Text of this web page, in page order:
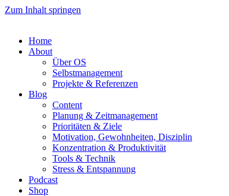
Zum Inhalt springen
Home
About
Über OS
Selbstmanagement
Projekte & Referenzen
Blog
Content
Planung & Zeitmanagement
Prioritäten & Ziele
Motivation, Gewohnheiten, Disziplin
Konzentration & Produktivität
Tools & Technik
Stress & Entspannung
Podcast
Shop